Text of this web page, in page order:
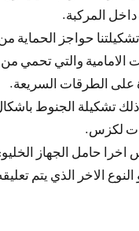
المركبة.
حواجز الحماية من
الامامية والتي تحمي
على الطرقات السريعة.
تشكيلة الجنوط
لكزس.
اخرا حامل الجهاز
النوع الاخر الذي يتم